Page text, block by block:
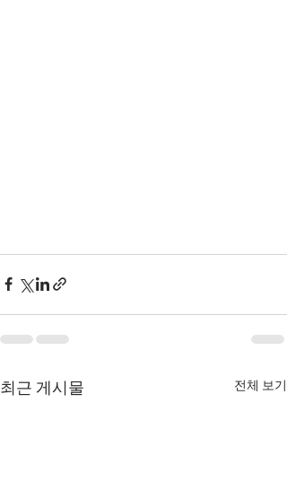
최근 게시물 전체 보기